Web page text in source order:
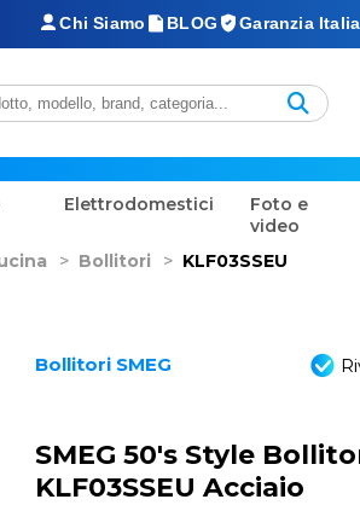
Chi Siamo BLOG Garanzia Italia
Elettrodomestici
Foto e
video
> Bollitori > KLF03SSEU
Bollitori SMEG
SMEG 50's Style
KLF03SSEU Acciaio